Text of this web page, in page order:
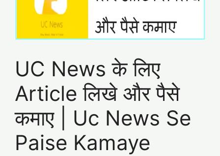
UC News के लिए
Article लिखे और पैसे
कमाए | Uc News Se
Paise Kamaye